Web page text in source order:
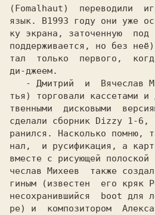
(Fomalhaut)  переводили
язык. В
ку экрана, заточенную  под
поддерживается, но без
тал  только  первого,
ди-джеем.
тья) торговали кассетами и
твенными  дисковыми
сделали сборник Dizzy 1-6,
ранился. Насколько помню,
нал,  и русификация, а
вместе с рисующей
чеслав Михеев  также
гиным (известен  его кряк
несохранившийся  boot для
ре) и  композитором